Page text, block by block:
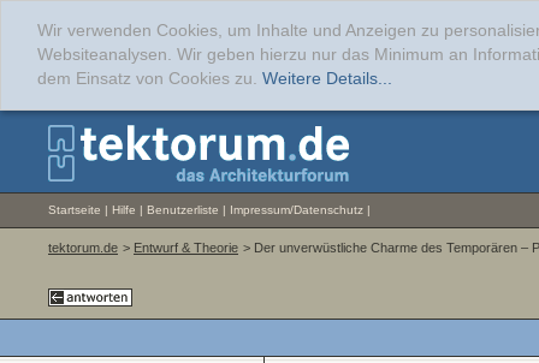
Wir verwenden Cookies, um Inhalte und Anzeigen zu
Websiteanalysen. Wir geben hierzu nur das Minimum an
dem Einsatz von Cookies zu. Weitere Details...
Startseite | Hilfe | Benutzerliste | Impressum/Datenschutz |
tektorum.de > Entwurf & Theorie > Der unverwüstliche Charme des Temporären –